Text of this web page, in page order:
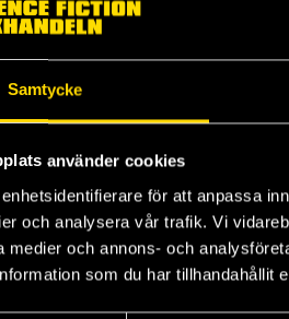
Samtycke
använder cookies
för att anpassa
och analysera vår trafik. Vi
medier och annons- och
som du har tillhandahållit
ANTOLOGI